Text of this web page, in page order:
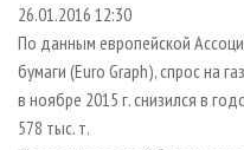
СУШКА ДРЕВЕСИНЫ
ПРОИЗВОДСТВО
ДЕРЕВЯННОЕ
ПЕРСОНЫ
МОБИЛЬНЫЕ ВЫСТАВКИ
ОФИЦИАЛЬНЫЕ
КОНТАКТЫ
РЕКЛАМОДАТЕЛЯМ
РЕКЛАМА
РЕКЛАМА НА САЙТЕ
26.01.2016 12:30
По данным европейской
бумаги (Euro Graph), спрос на
в ноябре 2015 г. снизился в
578 тыс. т.